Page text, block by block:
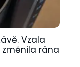
Vzala
rána